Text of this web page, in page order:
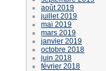
août 2019
juillet 2019
mai 2019
mars 2019
janvier 2019
octobre 2018
juin 2018
février 2018